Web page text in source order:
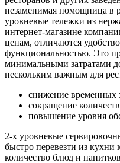
незаменимая помощница в
уровневые тележки из
интернет-магазине
ценам, отличаются
функциональностью. Это
минимальными затратами
нескольким важным для
снижение временных
сокращение
повышение уровня
2-х уровневые
быстро перевезти из
количество блюд и